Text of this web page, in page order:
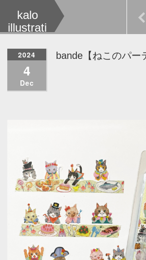
kalo
illustrati
2024
4
Dec
bande【ねこのパー